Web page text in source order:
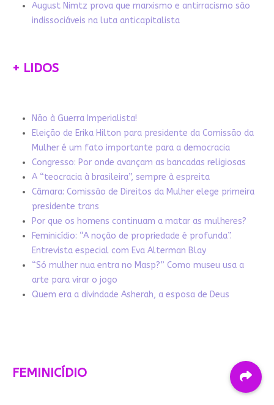
August Nimtz prova que marxismo e antirracismo são
indissociáveis na luta anticapitalista
+ LIDOS
Não à Guerra Imperialista!
Eleição de Erika Hilton para presidente da Comissão da
Mulher é um fato importante para a democracia
Congresso: Por onde avançam as bancadas religiosas
A “teocracia à brasileira”, sempre à espreita
Câmara: Comissão de Direitos da Mulher elege primeira
presidente trans
Por que os homens continuam a matar as mulheres?
Feminicídio: “A noção de propriedade é profunda”.
Entrevista especial com Eva Alterman Blay
“Só mulher nua entra no Masp?” Como museu usa a
arte para virar o jogo
Quem era a divindade Asherah, a esposa de Deus
FEMINICÍDIO